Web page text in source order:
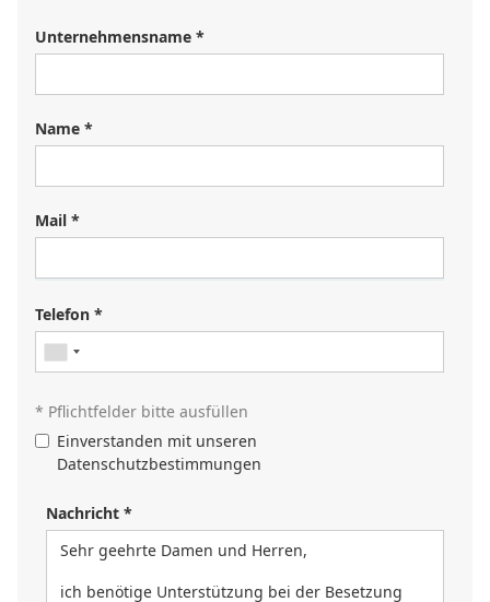
Unternehmensname *
Name *
Mail *
Registrieren Sie sich in unserem
unsere Personalverantwortlichen werden Sie kontaktieren
Telefon *
* Pflichtfelder bitte ausfüllen
Einverstanden mit unseren
Datenschutzbestimmungen
Nachricht *